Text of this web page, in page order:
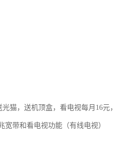
猫，送机顶盒，看电视每月16元，
带和看电视功能（有线电视）